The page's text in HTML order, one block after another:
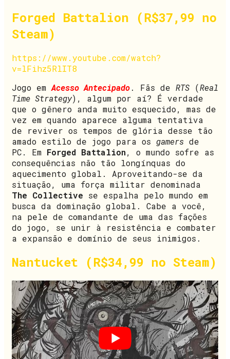
Forged Battalion (R$37,99 no
Steam)
https://www.youtube.com/watch?
v=lFihz5RlIT8
Jogo em Acesso Antecipado. Fãs de RTS (Real
Time Strategy), algum por aí? É verdade
que o gênero anda muito esquecido, mas de
vez em quando aparece alguma tentativa
de reviver os tempos de glória desse tão
amado estilo de jogo para os gamers de
PC. Em Forged Battalion, o mundo sofre as
consequências não tão longínquas do
aquecimento global. Aproveitando-se da
situação, uma força militar denominada
The Collective se espalha pelo mundo em
busca da dominação global. Cabe a você,
na pele de comandante de uma das fações
do jogo, se unir à resistência e combater
a expansão e domínio de seus inimigos.
Nantucket (R$34,99 no Steam)